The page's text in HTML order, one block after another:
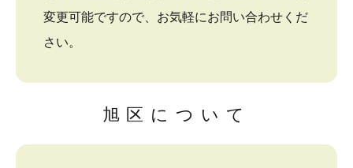
変更可能ですので、お気軽にお問い合わせくだ
さい。
旭区について